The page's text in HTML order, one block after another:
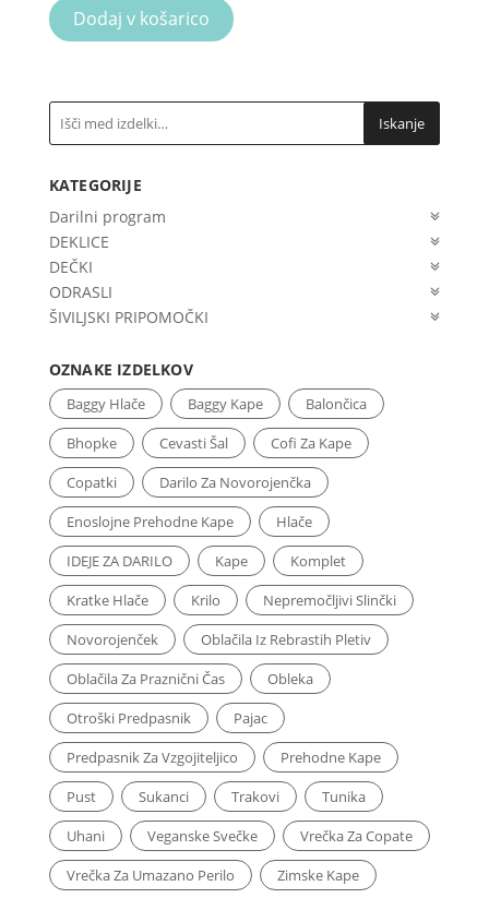
Dodaj v košarico
Iskanje
KATEGORIJE
Darilni program
DEKLICE
DEČKI
ODRASLI
ŠIVILJSKI PRIPOMOČKI
OZNAKE IZDELKOV
Baggy Hlače Baggy Kape
Balončica
Bhopke
Cevasti Šal
Cofi Za Kape
Copatki
Darilo Za Novorojenčka
Enoslojne Prehodne Kape
Hlače
IDEJE ZA DARILO
Kape
Komplet
Kratke Hlače
Krilo
Nepremočljivi Slinčki
Novorojenček
Oblačila Iz Rebrastih Pletiv
Oblačila Za Praznični Čas
Obleka
Otroški Predpasnik
Pajac
Predpasnik Za Vzgojiteljico
Prehodne Kape
Pust
Sukanci Trakovi
Tunika
Uhani
Veganske Svečke
Vrečka Za Copate
Vrečka Za Umazano Perilo
Zimske Kape